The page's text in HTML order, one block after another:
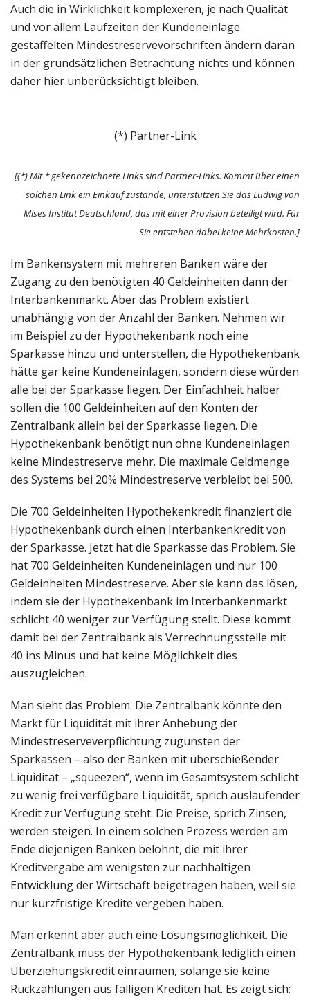
Auch die in Wirklichkeit komplexeren, je nach Qualität
und vor allem Laufzeiten der Kundeneinlage
gestaffelten Mindestreservevorschriften ändern daran
in der grundsätzlichen Betrachtung nichts und können
daher hier unberücksichtigt bleiben.
(*) Partner-Link
[(*) Mit * gekennzeichnete Links sind Partner-Links. Kommt über einen
solchen Link ein Einkauf zustande, unterstützen Sie das Ludwig von
Mises Institut Deutschland, das mit einer Provision beteiligt wird. Für
Sie entstehen dabei keine Mehrkosten.]
Im Bankensystem mit mehreren Banken wäre der
Zugang zu den benötigten 40 Geldeinheiten dann der
Interbankenmarkt. Aber das Problem existiert
unabhängig von der Anzahl der Banken. Nehmen wir
im Beispiel zu der Hypothekenbank noch eine
Sparkasse hinzu und unterstellen, die Hypothekenbank
hätte gar keine Kundeneinlagen, sondern diese würden
alle bei der Sparkasse liegen. Der Einfachheit halber
sollen die 100 Geldeinheiten auf den Konten der
Zentralbank allein bei der Sparkasse liegen. Die
Hypothekenbank benötigt nun ohne Kundeneinlagen
keine Mindestreserve mehr. Die maximale Geldmenge
des Systems bei 20% Mindestreserve verbleibt bei 500.
Die 700 Geldeinheiten Hypothekenkredit finanziert die
Hypothekenbank durch einen Interbankenkredit von
der Sparkasse. Jetzt hat die Sparkasse das Problem. Sie
hat 700 Geldeinheiten Kundeneinlagen und nur 100
Geldeinheiten Mindestreserve. Aber sie kann das lösen,
indem sie der Hypothekenbank im Interbankenmarkt
schlicht 40 weniger zur Verfügung stellt. Diese kommt
damit bei der Zentralbank als Verrechnungsstelle mit
40 ins Minus und hat keine Möglichkeit dies
auszugleichen.
Man sieht das Problem. Die Zentralbank könnte den
Markt für Liquidität mit ihrer Anhebung der
Mindestreserveverpflichtung zugunsten der
Sparkassen – also der Banken mit überschießender
Liquidität – „squeezen“, wenn im Gesamtsystem schlicht
zu wenig frei verfügbare Liquidität, sprich auslaufender
Kredit zur Verfügung steht. Die Preise, sprich Zinsen,
werden steigen. In einem solchen Prozess werden am
Ende diejenigen Banken belohnt, die mit ihrer
Kreditvergabe am wenigsten zur nachhaltigen
Entwicklung der Wirtschaft beigetragen haben, weil sie
nur kurzfristige Kredite vergeben haben.
Man erkennt aber auch eine Lösungsmöglichkeit. Die
Zentralbank muss der Hypothekenbank lediglich einen
Überziehungskredit einräumen, solange sie keine
Rückzahlungen aus fälligen Krediten hat. Es zeigt sich: